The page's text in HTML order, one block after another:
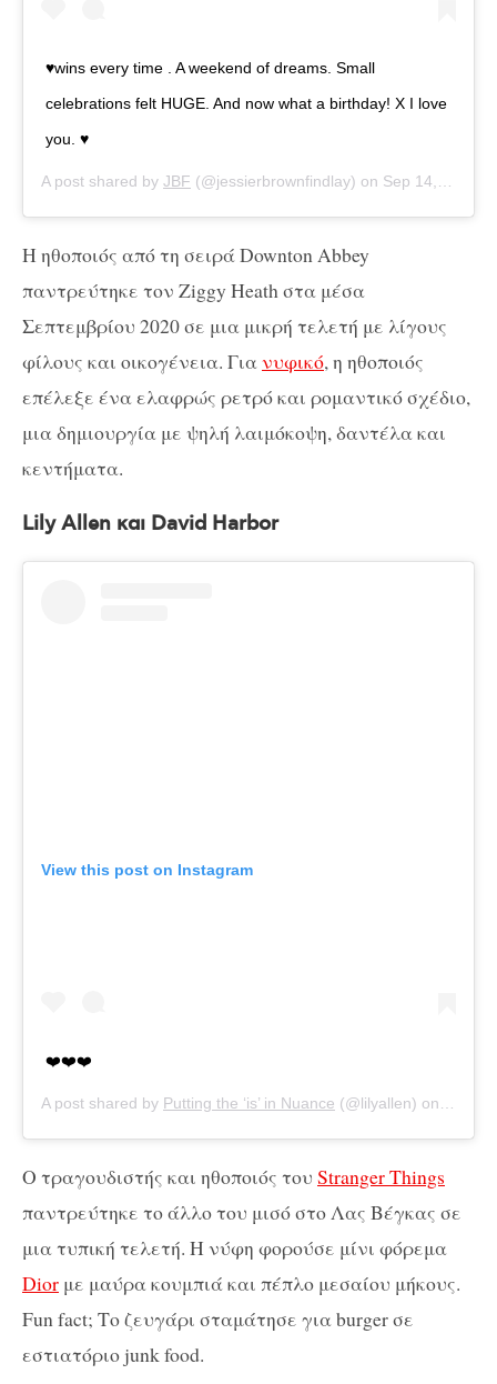
♥️wins every time . A weekend of dreams. Small
celebrations felt HUGE. And now what a birthday! X I love
you. ♥️
A post shared by JBF (@jessierbrownfindlay) on Sep 14, 2020 at 5:51am PDT
Η ηθοποιός από τη σειρά Downton Abbey
παντρεύτηκε τον Ziggy Heath στα μέσα
Σεπτεμβρίου 2020 σε μια μικρή τελετή με λίγους
φίλους και οικογένεια. Γιανυφικό, η ηθοποιός
επέλεξε ένα ελαφρώς ρετρό και ρομαντικό σχέδιο,
μια δημιουργία με ψηλή λαιμόκοψη, δαντέλα και
κεντήματα.
Lily Allen και David Harbor
View this post on Instagram
❤️❤️❤️
A post shared by Putting the ‘is’ in Nuance (@lilyallen) on
Ο τραγουδιστής και ηθοποιός του Stranger Things
παντρεύτηκε το άλλο του μισό στο Λας Βέγκας σε
μια τυπική τελετή. Η νύφη φορούσε μίνι φόρεμα
Dior με μαύρα κουμπιά και πέπλο μεσαίου μήκους.
Fun fact; Το ζευγάρι σταμάτησε για burger σε
εστιατόριο junk food.